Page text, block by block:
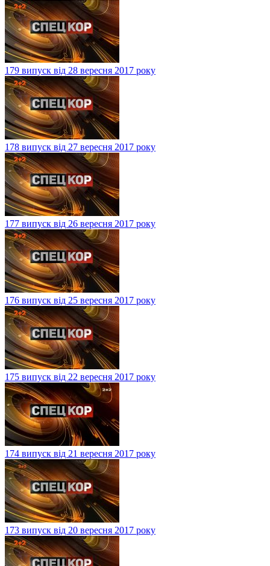
179 випуск від 28 вересня 2017 року
178 випуск від 27 вересня 2017 року
177 випуск від 26 вересня 2017 року
176 випуск від 25 вересня 2017 року
175 випуск від 22 вересня 2017 року
174 випуск від 21 вересня 2017 року
173 випуск від 20 вересня 2017 року